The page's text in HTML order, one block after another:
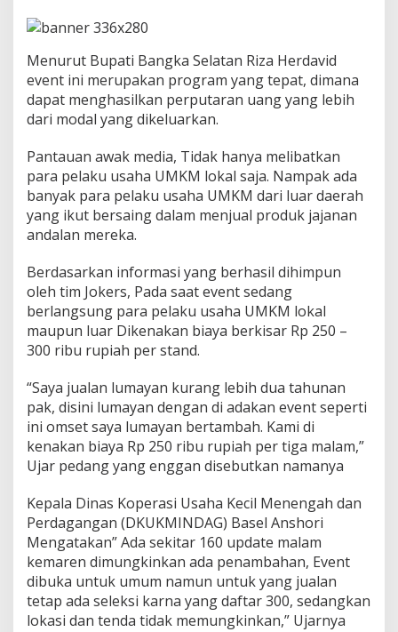
Menurut Bupati Bangka Selatan Riza Herdavid
event ini merupakan program yang tepat, dimana
dapat menghasilkan perputaran uang yang lebih
dari modal yang dikeluarkan.
Pantauan awak media, Tidak hanya melibatkan
para pelaku usaha UMKM lokal saja. Nampak ada
banyak para pelaku usaha UMKM dari luar daerah
yang ikut bersaing dalam menjual produk jajanan
andalan mereka.
Berdasarkan informasi yang berhasil dihimpun
oleh tim Jokers, Pada saat event sedang
berlangsung para pelaku usaha UMKM lokal
maupun luar Dikenakan biaya berkisar Rp 250 –
300 ribu rupiah per stand.
“Saya jualan lumayan kurang lebih dua tahunan
pak, disini lumayan dengan di adakan event seperti
ini omset saya lumayan bertambah. Kami di
kenakan biaya Rp 250 ribu rupiah per tiga malam,”
Ujar pedang yang enggan disebutkan namanya
Kepala Dinas Koperasi Usaha Kecil Menengah dan
Perdagangan (DKUKMINDAG) Basel Anshori
Mengatakan” Ada sekitar 160 update malam
kemaren dimungkinkan ada penambahan, Event
dibuka untuk umum namun untuk yang jualan
tetap ada seleksi karna yang daftar 300, sedangkan
lokasi dan tenda tidak memungkinkan,” Ujarnya